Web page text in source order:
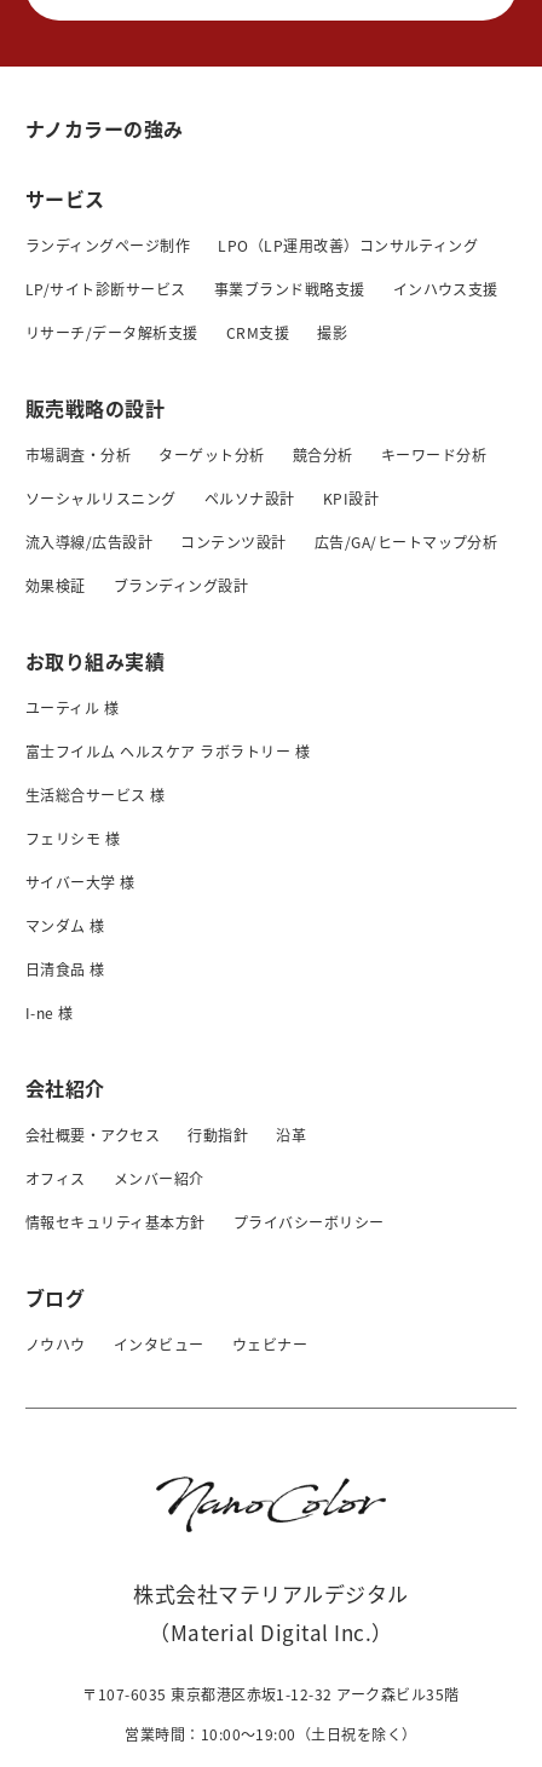
ナノカラーの強み
サービス
ランディングページ制作 LPO（LP運用改善）コンサルティング
LP/サイト診断サービス 事業ブランド戦略支援 インハウス支援
リサーチ/データ解析支援 CRM支援 撮影
販売戦略の設計
市場調査・分析 ターゲット分析 競合分析 キーワード分析
ソーシャルリスニング ペルソナ設計 KPI設計
流入導線/広告設計 コンテンツ設計 広告/GA/ヒートマップ分析
効果検証 ブランディング設計
お取り組み実績
ユーティル 様
富士フイルム ヘルスケア ラボラトリー 様
生活総合サービス 様
フェリシモ 様
サイバー大学 様
マンダム 様
日清食品 様
I-ne 様
会社紹介
会社概要・アクセス 行動指針 沿革
オフィス メンバー紹介
情報セキュリティ基本方針 プライバシーボリシー
ブログ
ノウハウ インタビュー ウェビナー
株式会社マテリアルデジタル
（Material Digital Inc.）
〒107-6035 東京都港区赤坂1-12-32 アーク森ビル35階
営業時間：10:00〜19:00（土日祝を除く）